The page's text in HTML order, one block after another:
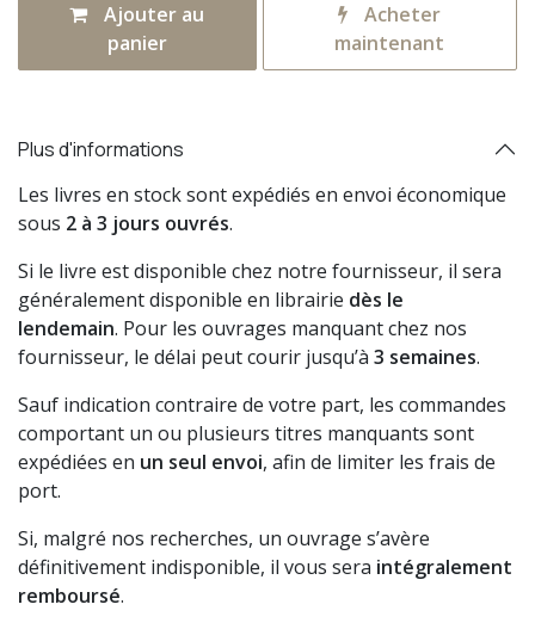
Ajouter au
panier
Acheter
maintenant
Plus d'informations
Les livres en stock sont expédiés en envoi économique
sous 2 à 3 jours ouvrés.
Si le livre est disponible chez notre fournisseur, il sera
généralement disponible en librairie dès le
lendemain. Pour les ouvrages manquant chez nos
fournisseur, le délai peut courir jusqu’à 3 semaines.
Sauf indication contraire de votre part, les commandes
comportant un ou plusieurs titres manquants sont
expédiées en un seul envoi, afin de limiter les frais de
port.
Si, malgré nos recherches, un ouvrage s’avère
définitivement indisponible, il vous sera intégralement
remboursé.